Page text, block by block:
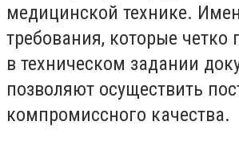
медицинской технике.
требования, которые четко
в техническом задании
позволяют осуществить
компромиссного качества.